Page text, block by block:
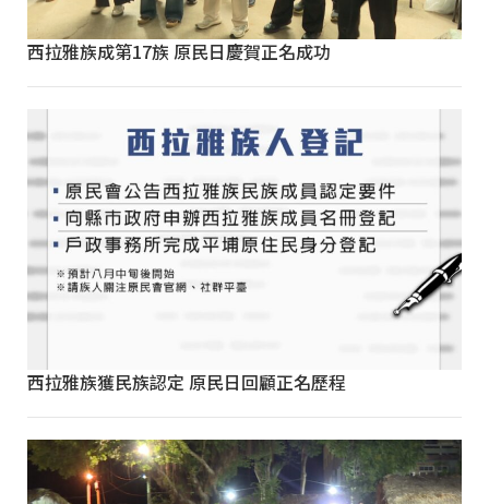
西拉雅族成第17族 原民日慶賀正名成功
西拉雅族獲民族認定 原民日回顧正名歷程